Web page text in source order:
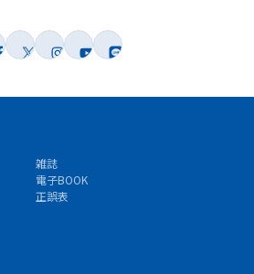
雑誌
電子BOOK
正誤表